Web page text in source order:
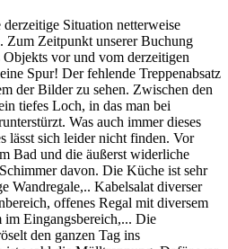
Situation netterweise
Zum Zeitpunkt unserer Buchung
vor und vom derzeitigen
Spur! Der fehlende Treppenabsatz
der Bilder zu sehen. Zwischen den
tiefes Loch, in das man bei
Was auch immer dieses
lässt sich leider nicht finden. Vor
Bad und die äußerst widerliche
davon. Die Küche ist sehr
Wandregale,.. Kabelsalat diverser
offenes Regal mit diversem
Eingangsbereich,... Die
den ganzen Tag ins